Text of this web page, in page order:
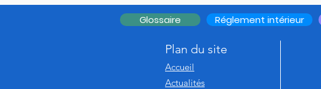
Glossaire Réglement intérieur
Plan du site
Accueil
Actualités